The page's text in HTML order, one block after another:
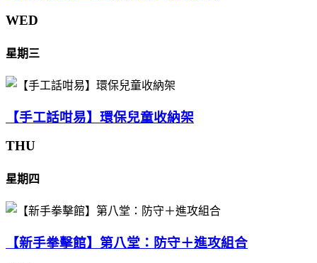
WED
星期三
【手工話咁易】環保兒童收納架
THU
星期四
【新手拳擊館】第八堂：防守＋進攻組合